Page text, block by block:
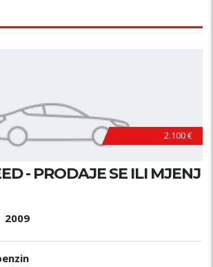
2.100 €
- PRODAJE SE ILI MJENJ
2009